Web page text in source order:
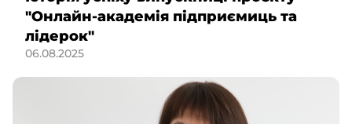
"Онлайн-академія підприємиць та
лідерок"
06.08.2025